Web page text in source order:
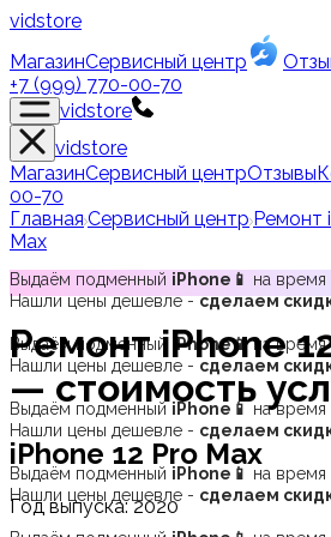
vidstore
МагазинСервисный центр
+7 (999) 770-00-70
vidstore
vidstore
МагазинСервисный центрОтзывы
00-70
Главная Сервисный центр Ремонт
Max
Выдаём подменный iPhone📱 на
Нашли цены дешевле -сделаем
Выдаём подменный iPhone📱на
Нашли цены дешевле - сделаем
Выдаём подменный iPhone📱 на
Нашли цены дешевле - сделаем
Выдаём подменный iPhone📱 на
Нашли цены дешевле - сделаем
РемонтiPhone
— стоимость
iPhone 12 Pro Max
Год выпуска: 2020